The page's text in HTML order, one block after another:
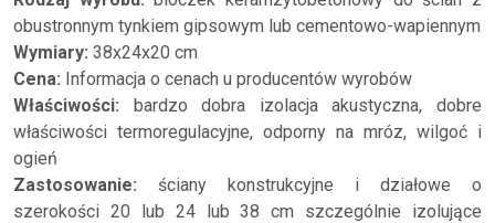
obustronnym tynkiem gipsowym lub cementowo-wapiennym
Wymiary: 38x24x20 cm
Cena: Informacja o cenach u producentów wyrobów
Właściwości: bardzo dobra izolacja akustyczna, dobre
właściwości termoregulacyjne, odporny na mróz, wilgoć i
ogień
Zastosowanie: ściany konstrukcyjne i działowe o
szerokości 20 lub 24 lub 38 cm szczególnie izolujące